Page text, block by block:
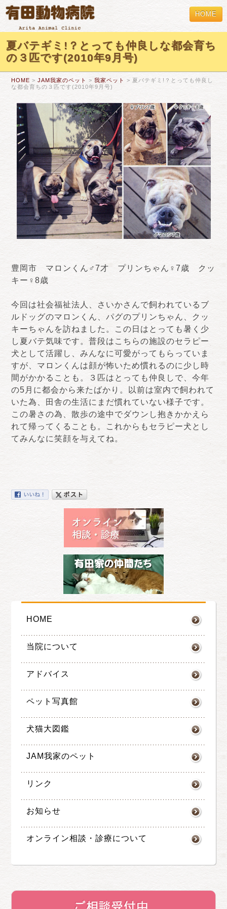
HOME
夏バテギミ!？とっても仲良しな都会育ち
の３匹です(2010年9月号)
HOME >JAM我家のペット >我家ペット > 夏バテギミ!？とっても仲良し
な都会育ちの３匹です(2010年9月号)
豊岡市 マロンくん♂7才 プリンちゃん♀7歳 クッ
キー♀8歳
今回は社会福祉法人、さいかさんで飼われているブ
ルドッグのマロンくん、パグのプリンちゃん、クッ
キーちゃんを訪ねました。この日はとっても暑く少
し夏バテ気味です。普段はこちらの施設のセラピー
犬として活躍し、みんなに可愛がってもらっていま
すが、マロンくんは顔が怖いため慣れるのに少し時
間がかかることも。３匹はとっても仲良しで、今年
の5月に都会から来たばかり。以前は室内で飼われて
いた為、田舎の生活にまだ慣れていない様子です。
この暑さの為、散歩の途中でダウンし抱きかかえら
れて帰ってくることも。これからもセラピー犬とし
てみんなに笑顔を与えてね。
HOME
当院について
アドバイス
ペット写真館
犬猫大図鑑
JAM我家のペット
リンク
お知らせ
オンライン相談・診療について